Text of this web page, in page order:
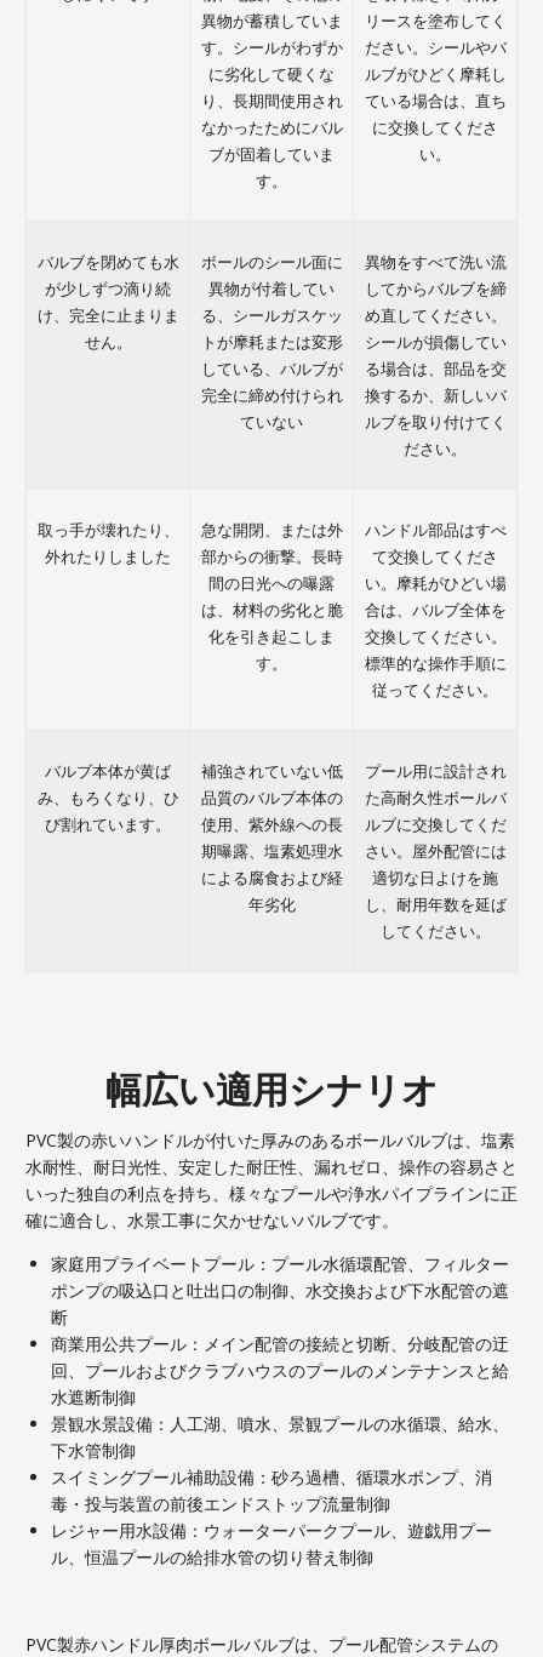
異物が蓄積していま
す。シールがわずか
に劣化して硬くな
り、長期間使用され
なかったためにバル
ブが固着していま
す。
リースを塗布してく
ださい。シールやバ
ルブがひど​​く摩耗し
ている場合は、直ち
に交換してくださ
い。
バルブを閉めても水
が少しずつ滴り続
け、完全に止まりま
せん。
ボールのシール面に
異物が付着してい
る、シールガスケッ
トが摩耗または変形
している、バルブが
完全に締め付けられ
ていない
異物をすべて洗い流
してからバルブを締
め直してください。
シールが損傷してい
る場合は、部品を交
換するか、新しいバ
ルブを取り付けてく
ださい。
取っ手が壊れたり、
外れたりしました
急な開閉、または外
部からの衝撃。長時
間の日光への曝露
は、材料の劣化と脆
化を引き起こしま
す。
ハンドル部品はすべ
て交換してくださ
い。摩耗がひどい場
合は、バルブ全体を
交換してください。
標準的な操作手順に
従ってください。
バルブ本体が黄ば
み、もろくなり、ひ
び割れています。
補強されていない低
品質のバルブ本体の
使用、紫外線への長
期曝露、塩素処理水
による腐食および経
年劣化
プール用に設計され
た高耐久性ボールバ
ルブに交換してくだ
さい。屋外配管には
適切な日よけを施
し、耐用年数を延ば
してください。
幅広い適用シナリオ
PVC製の赤いハンドルが付いた厚みのあるボールバルブは、塩素
水耐性、耐日光性、安定した耐圧性、漏れゼロ、操作の容易さと
いった独自の利点を持ち、様々なプールや浄水パイプラインに正
確に適合し、水景工事に欠かせないバルブです。
家庭用プライベートプール：プール水循環配管、フィルター
ポンプの吸込口と吐出口の制御、水交換および下水配管の遮
断
商業用公共プール：メイン配管の接続と切断、分岐配管の迂
回、プールおよびクラブハウスのプールのメンテナンスと給
水遮断制御
景観水景設備：人工湖、噴水、景観プールの水循環、給水、
下水管制御
スイミングプール補助設備：砂ろ過槽、循環水ポンプ、消
毒・投与装置の前後エンドストップ流量制御
レジャー用水設備：ウォーターパークプール、遊戯用プー
ル、恒温プールの給排水管の切り替え制御
PVC製赤ハンドル厚肉ボールバルブは、プール配管システムの